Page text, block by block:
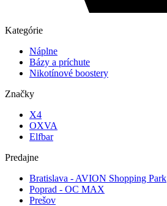
Kategórie
Náplne
Bázy a príchute
Nikotínové boostery
Značky
X4
OXVA
Elfbar
Predajne
Bratislava - AVION Shopping Park
Poprad - OC MAX
Prešov